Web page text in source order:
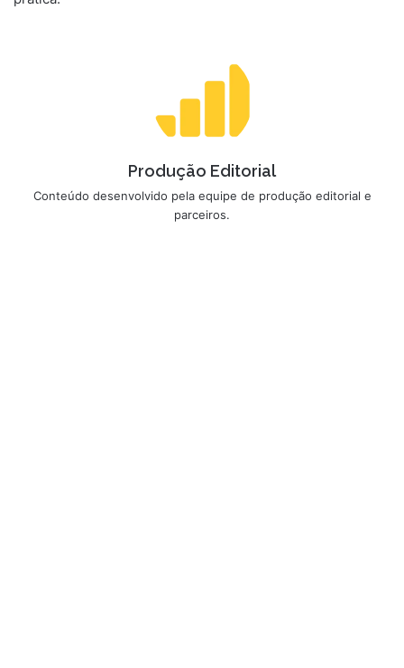
Produção Editorial
Conteúdo desenvolvido pela equipe de produção editorial e
parceiros.